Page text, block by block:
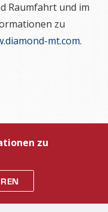
Raumfahrt und im
zu
mt.com.
zu